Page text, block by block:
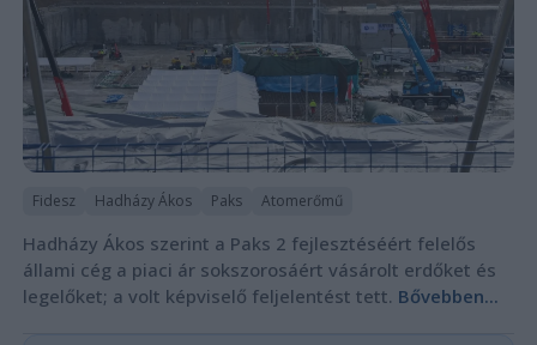
Fidesz Hadházy Ákos Paks Atomerőmű
Hadházy Ákos szerint a Paks 2 fejlesztéséért felelős
állami cég a piaci ár sokszorosáért vásárolt erdőket és
legelőket; a volt képviselő feljelentést tett. Bővebben...